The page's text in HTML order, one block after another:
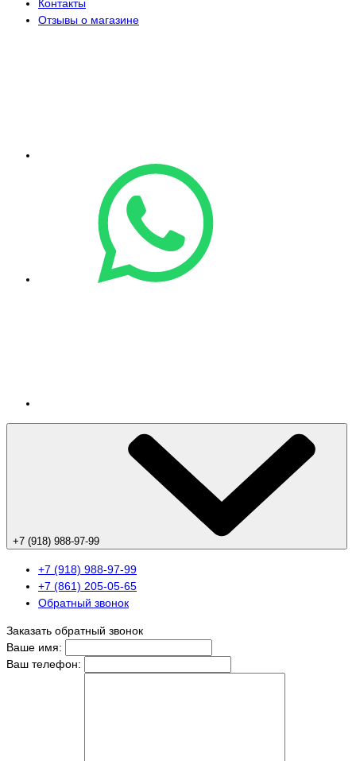
Контакты
Отзывы о магазине
+7 (918) 988-97-99
+7 (918) 988-97-99
+7 (861) 205-05-65
Обратный звонок
Заказать обратный звонок
Ваше имя:
Ваш телефон: